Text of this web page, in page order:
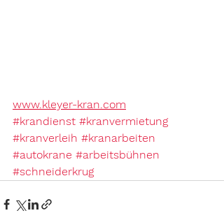
www.kleyer-kran.com
#krandienst #kranvermietung
#kranverleih #kranarbeiten
#autokrane #arbeitsbühnen
#schneiderkrug